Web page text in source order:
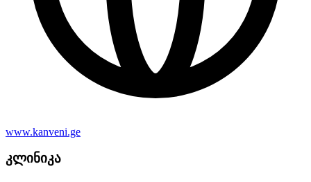
www.kanveni.ge
კლინიკა